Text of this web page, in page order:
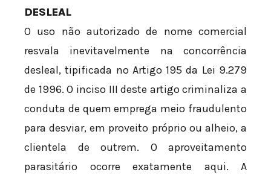
DESLEAL
O uso não autorizado de nome comercial
resvala inevitavelmente na concorrência
desleal, tipificada no Artigo 195 da Lei 9.279
de 1996. O inciso III deste artigo criminaliza a
conduta de quem emprega meio fraudulento
para desviar, em proveito próprio ou alheio, a
clientela de outrem. O aproveitamento
parasitário ocorre exatamente aqui. A